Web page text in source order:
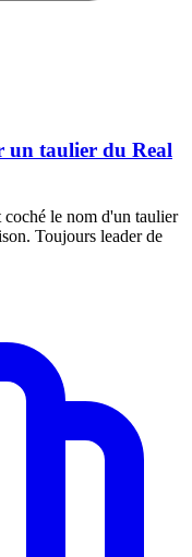
un taulier du Real
le nom d'un taulier
Toujours leader de